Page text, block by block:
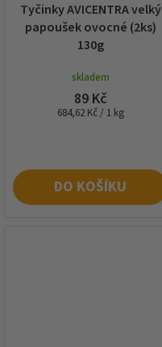
Tyčinky AVICENTRA velký
papoušek ovocné (2ks)
130g
skladem
89 Kč
Měrná
684,62 Kč / 1 kg
DO KOŠÍKU